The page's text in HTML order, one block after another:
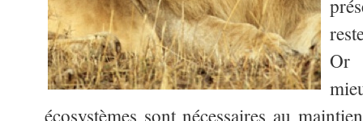
Or
écosystèmes sont nécessaires au